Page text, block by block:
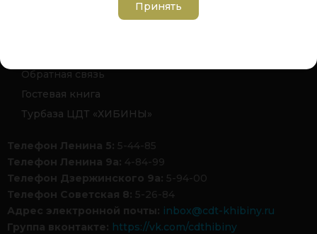
Обратная связь
Гостевая книга
Турбаза ЦДТ «ХИБИНЫ»
Телефон Ленина 5: 5-44-85
Телефон Ленина 9а: 4-84-99
Телефон Дзержинского 9а: 5-94-00
Телефон Советская 8: 5-26-84
Адрес электронной почты: inbox@cdt-khibiny.ru
Группа вконтакте: https://vk.com/cdthibiny
Принять